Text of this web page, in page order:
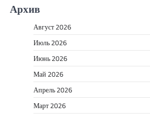
Архив
Август 2026
Июль 2026
Июнь 2026
Май 2026
Апрель 2026
Март 2026